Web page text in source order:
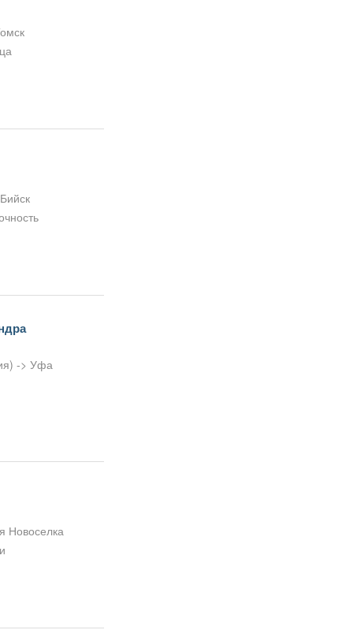
-> Уфа
Новоселка